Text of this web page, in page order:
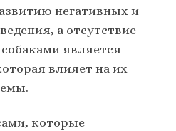
негативных и
а отсутствие
является
влияет на их
которые